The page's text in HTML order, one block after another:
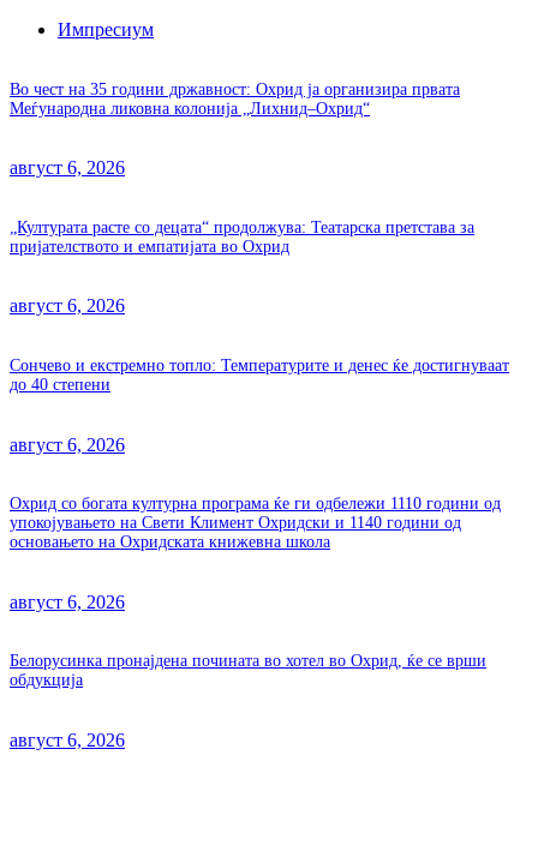
Импресиум
Во чест на 35 години државност: Охрид ја организира првата
Меѓународна ликовна колонија „Лихнид–Охрид“
август 6, 2026
„Културата расте со децата“ продолжува: Театарска претстава за
пријателството и емпатијата во Охрид
август 6, 2026
Сончево и екстремно топло: Температурите и денес ќе достигнуваат
до 40 степени
август 6, 2026
Охрид со богата културна програма ќе ги одбележи 1110 години од
упокојувањето на Свети Климент Охридски и 1140 години од
основањето на Охридската книжевна школа
август 6, 2026
Белорусинка пронајдена почината во хотел во Охрид, ќе се врши
обдукција
август 6, 2026